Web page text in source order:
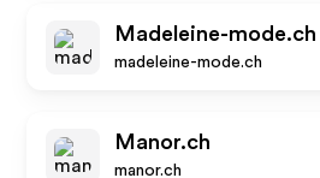
Madeleine-mode.ch
madeleine-mode.ch
Manor.ch
manor.ch